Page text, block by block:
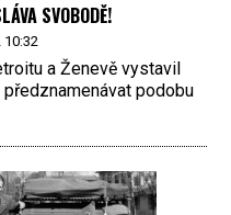
SVOBODĚ!
10:32
a Ženevě vystavil
podobu